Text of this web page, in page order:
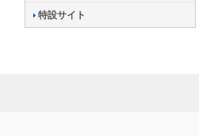
特設サイト